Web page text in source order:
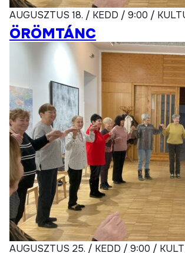
AUGUSZTUS 18. / KEDD / 9:00 /
ÖRÖMTÁNC
AUGUSZTUS 25. / KEDD / 9:00 /